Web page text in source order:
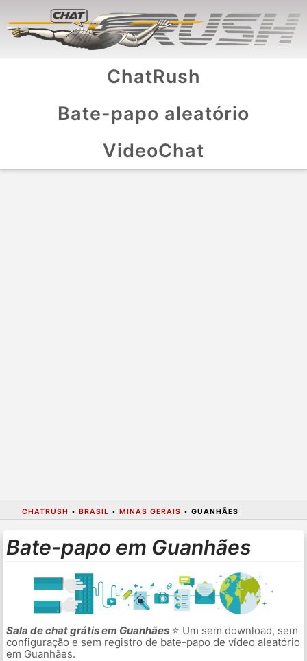
ChatRush
Bate-papo aleatório
VideoChat
CHATRUSH • BRASIL • MINAS GERAIS • GUANHÃES
Bate-papo em Guanhães
Sala de chat grátis em Guanhães⭐ Um sem download, sem
configuração e sem registro de bate-papo de vídeo aleatório
em Guanhães.